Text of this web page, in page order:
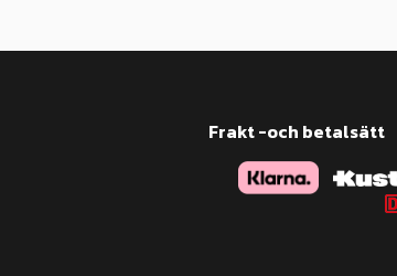
Frakt -och betalsätt